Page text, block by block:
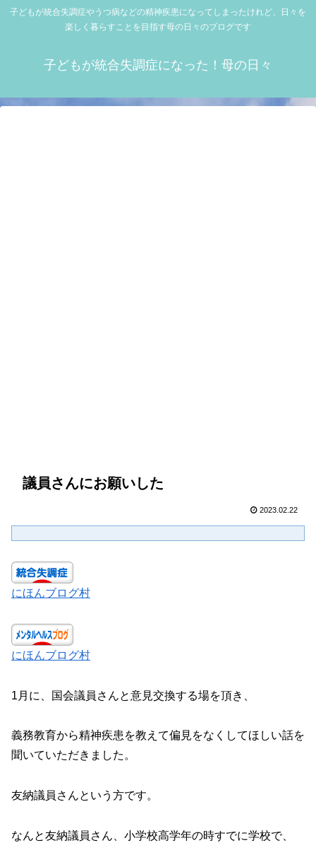
子どもが統合失調症やうつ病などの精神疾患になってしまったけれど、日々を
楽しく暮らすことを目指す母の日々のブログです
子どもが統合失調症になった！母の日々
議員さんにお願いした
2023.02.22
にほんブログ村
にほんブログ村
1月に、国会議員さんと意見交換する場を頂き、
義務教育から精神疾患を教えて偏見をなくしてほしい話を
聞いていただきました。
友納議員さんという方です。
なんと友納議員さん、小学校高学年の時すでに学校で、